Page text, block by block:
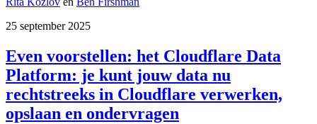
25 september 2025
Even voorstellen: het Cloudflare Data
Platform: je kunt jouw data nu
rechtstreeks in Cloudflare verwerken,
opslaan en ondervragen